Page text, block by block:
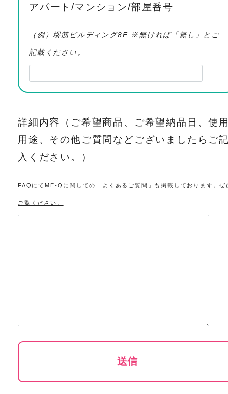
アパート/マンション/部屋番号
（例）堺筋ビルディング8F ※無ければ「無し」とご
記載ください。
詳細内容（ご希望商品、ご希望納品日、使
用途、その他ご質問などございましたらご
入ください。）
FAQにてME-Qに関しての「よくあるご質問」も掲載しております。ぜ
ご覧ください。